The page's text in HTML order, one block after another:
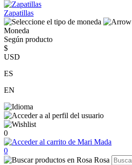
Zapatillas
Moneda
Según producto
$
USD
ES
EN
0
0